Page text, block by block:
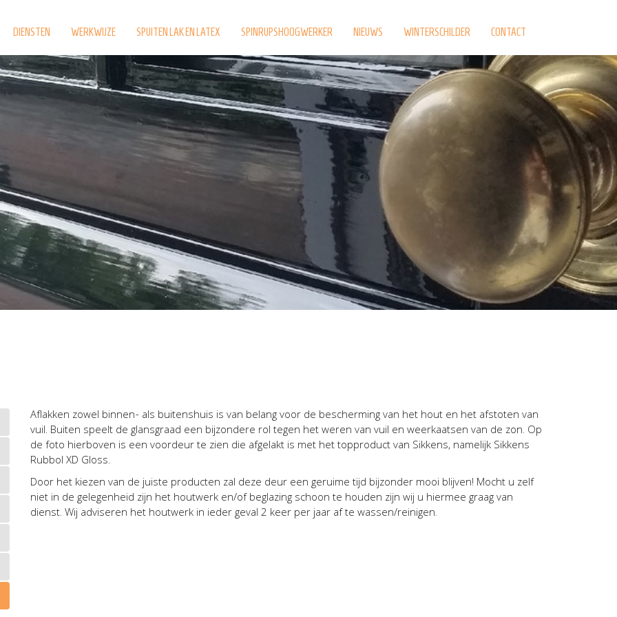
DIENSTEN WERKWIJZE SPUITEN LAK EN LATEX SPINRUPSHOOGWERKER NIEUWS WINTERSCHILDER CONTACT
Aflakken zowel binnen- als buitenshuis is van belang voor de bescherming van het hout en het afstoten van
vuil. Buiten speelt de glansgraad een bijzondere rol tegen het weren van vuil en weerkaatsen van de zon. Op
de foto hierboven is een voordeur te zien die afgelakt is met het topproduct van Sikkens, namelijk Sikkens
Rubbol XD Gloss.
Door het kiezen van de juiste producten zal deze deur een geruime tijd bijzonder mooi blijven! Mocht u zelf
niet in de gelegenheid zijn het houtwerk en/of beglazing schoon te houden zijn wij u hiermee graag van
dienst. Wij adviseren het houtwerk in ieder geval 2 keer per jaar af te wassen/reinigen.